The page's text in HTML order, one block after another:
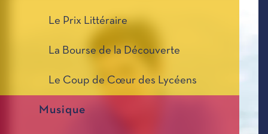
Le Prix Littéraire
La Bourse de la Découverte
Le Coup de Cœur des Lycéens
Musique